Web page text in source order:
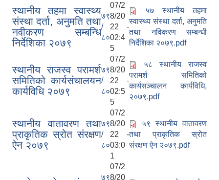
स्थानीय तहमा स्वास्थ्य
संस्था दर्ता, अनुमति तथा
नवीकरण सम्बन्धि
निर्देशिका २०७९
७९
/
८०
07/2
8/20
22 -
02:4
5
५७ स्थानीय तहमा
स्वास्थ्य संस्था दर्ता, अनुमति
तथा नविकरण सम्बन्धी
निर्देशिका २०७९.pdf
स्थानीय राजस्व परामर्श
समितिको कार्यसंचालयन
कार्यविधि २०७९
७९
/
८०
07/2
8/20
22 -
02:5
5
५८ स्थानीय राजस्व
परामर्श समितिको
कार्यसञ्चालन कार्यविधि,
२०७९.pdf
स्थानीय वातावरण तथा
प्राकृतिक स्रोत संरक्षण
ऐन २०७९
७९
/
८०
07/2
8/20
22 -
03:0
1
५९ स्थानीय वातावरण
तथा प्राकृतिक स्रोत
संरक्षण ऐन २०७९.pdf
७९
07/2
8/20